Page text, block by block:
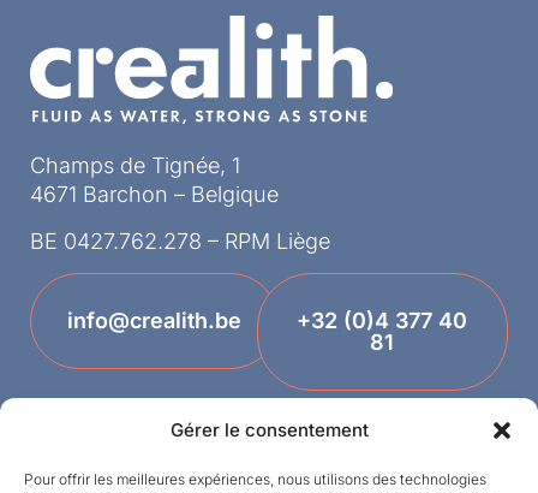
Gérer le consentement
Pour offrir les meilleures expériences, nous utilisons des technologies
Champs de Tignée, 1
4671 Barchon – Belgique
BE 0427.762.278 – RPM Liège
info@crealith.be
+32 (0)4 377 40
81